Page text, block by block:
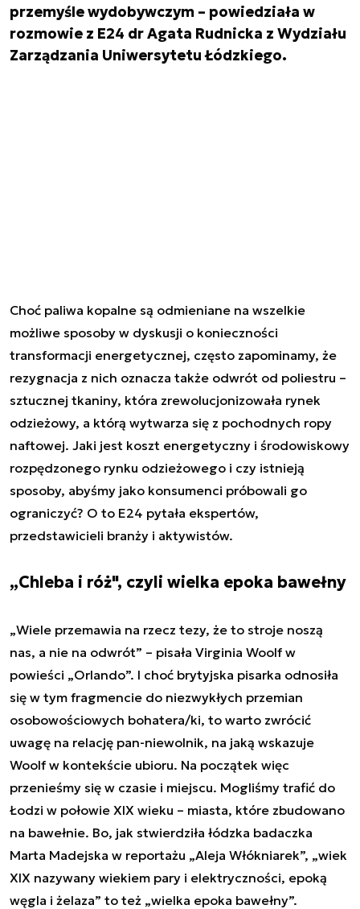
przemyśle wydobywczym – powiedziała w
rozmowie z E24 dr Agata Rudnicka z Wydziału
Zarządzania Uniwersytetu Łódzkiego.
Choć paliwa kopalne są odmieniane na wszelkie
możliwe sposoby w dyskusji o konieczności
transformacji energetycznej, często zapominamy, że
rezygnacja z nich oznacza także odwrót od poliestru –
sztucznej tkaniny, która zrewolucjonizowała rynek
odzieżowy, a którą wytwarza się z pochodnych ropy
naftowej. Jaki jest koszt energetyczny i środowiskowy
rozpędzonego rynku odzieżowego i czy istnieją
sposoby, abyśmy jako konsumenci próbowali go
ograniczyć? O to E24 pytała ekspertów,
przedstawicieli branży i aktywistów.
„Chleba i róż", czyli wielka epoka bawełny
„Wiele przemawia na rzecz tezy, że to stroje noszą
nas, a nie na odwrót” – pisała Virginia Woolf w
powieści „Orlando”. I choć brytyjska pisarka odnosiła
się w tym fragmencie do niezwykłych przemian
osobowościowych bohatera/ki, to warto zwrócić
uwagę na relację pan-niewolnik, na jaką wskazuje
Woolf w kontekście ubioru. Na początek więc
przenieśmy się w czasie i miejscu. Mogliśmy trafić do
Łodzi w połowie XIX wieku – miasta, które zbudowano
na bawełnie. Bo, jak stwierdziła łódzka badaczka
Marta Madejska w reportażu „Aleja Włókniarek”, „wiek
XIX nazywany wiekiem pary i elektryczności, epoką
węgla i żelaza” to też „wielka epoka bawełny”.